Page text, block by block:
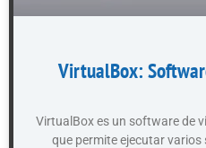
VirtualBox:
VirtualBox es un software de
que permite ejecutar